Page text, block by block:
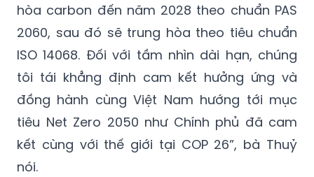
hòa carbon đến năm 2028 theo chuẩn PAS
2060, sau đó sẽ trung hòa theo tiêu chuẩn
ISO 14068. Đối với tầm nhìn dài hạn, chúng
tôi tái khẳng định cam kết hưởng ứng và
đồng hành cùng Việt Nam hướng tới mục
tiêu Net Zero 2050 như Chính phủ đã cam
kết cùng với thế giới tại COP 26”, bà Thuỷ
nói.